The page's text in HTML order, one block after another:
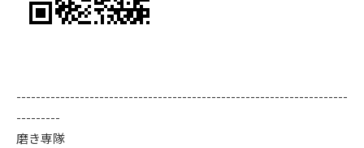
--------------------------------------------------------------------
---------
磨き専隊